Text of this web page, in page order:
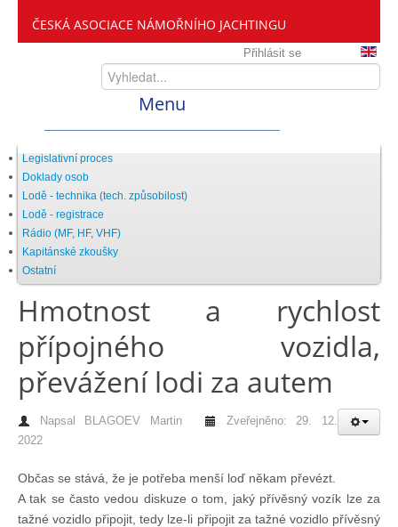
ČESKÁ ASOCIACE NÁMOŘNÍHO JACHTINGU
Přihlásit se
Menu
Home
ČANY
Kdo jsme
Zveme vás mezi nás
Setkání ČANY
Chci se stát členem
Oznámení
Legislativní proces
Doklady osob
Lodě - technika (tech. způsobilost)
Lodě - registrace
Rádio (MF, HF, VHF)
Kapitánské zkoušky
Ostatní
Hmotnost a rychlost
přípojného vozidla,
převážení lodi za autem
Napsal BLAGOEV Martin
Zveřejněno: 29. 12.
2022
Občas se stává, že je potřeba menší loď někam převézt.
A tak se často vedou diskuze o tom, jaký přívěsný vozík lze za
tažné vozidlo připojit, tedy lze-li připojit za tažné vozidlo přívěsný